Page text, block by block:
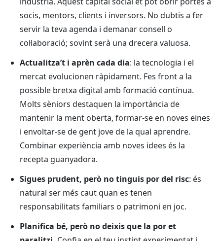
socis, mentors, clients i inversors. No dubtis a fer
servir la teva agenda i demanar consell o
col·laboració; sovint serà una drecera valuosa.
Actualitza’t i aprèn cada dia: la tecnologia i el
mercat evolucionen ràpidament. Fes front a la
possible bretxa digital amb formació contínua.
Molts sèniors destaquen la importància de
mantenir la ment oberta, formar-se en noves eines
i envoltar-se de gent jove de la qual aprendre.
Combinar experiència amb noves idees és la
recepta guanyadora.
Sigues prudent, però no tinguis por del risc: és
natural ser més caut quan es tenen
responsabilitats familiars o patrimoni en joc.
Planifica bé, però no deixis que la por et